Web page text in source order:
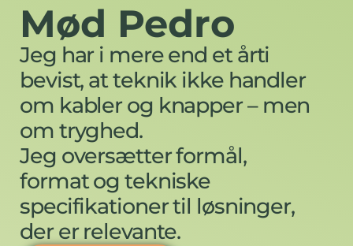
Mød Pedro
Jeg har i mere end et årti
bevist, at teknik ikke handler
om kabler og knapper – men
om tryghed.
Jeg oversætter formål,
format og tekniske
specifikationer til løsninger,
der er relevante.